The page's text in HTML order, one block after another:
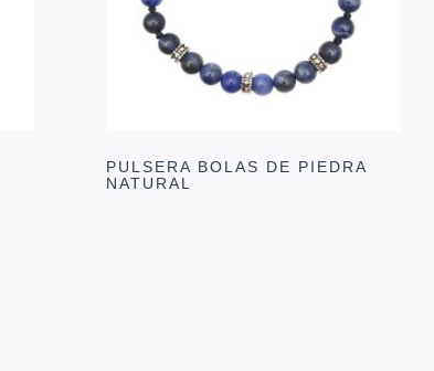
PULSERA BOLAS DE PIEDRA
NATURAL